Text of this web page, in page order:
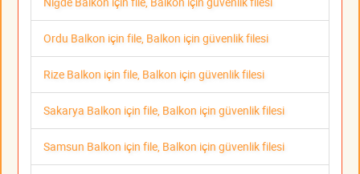
Ordu Balkon için file, Balkon için güvenlik filesi
Rize Balkon için file, Balkon için güvenlik filesi
Sakarya Balkon için file, Balkon için güvenlik filesi
Samsun Balkon için file, Balkon için güvenlik filesi